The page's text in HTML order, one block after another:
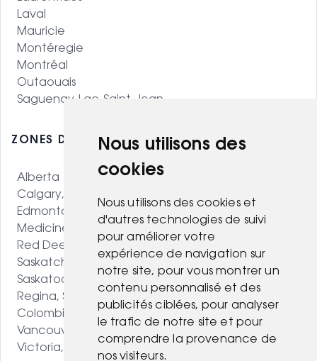
Nous utilisons des
cookies
Nous utilisons des cookies et
d'autres technologies de suivi
pour améliorer votre
expérience de navigation sur
notre site, pour vous montrer un
contenu personnalisé et des
publicités ciblées, pour analyser
le trafic de notre site et pour
comprendre la provenance de
nos visiteurs.
Laval
Mauricie
Montéregie
Montréal
Outaouais
Saguenay-Lac-Saint-Jean
ZONES DESSERVIES - OUEST CANADIEN
Alberta
Calgary, AB
Edmonton, AB
Medicine Hat, AB
Red Deer, AB
Saskatchewan
Saskatoon, SK
Regina, SK
Colombie-Britannique
Vancouver, BC
Victoria, BC